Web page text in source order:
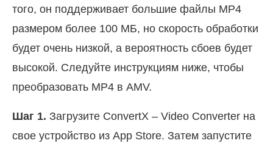
того, он поддерживает большие файлы MP4
размером более 100 МБ, но скорость обработки
будет очень низкой, а вероятность сбоев будет
высокой. Следуйте инструкциям ниже, чтобы
преобразовать MP4 в AMV.
Шаг 1. Загрузите ConvertX – Video Converter на
свое устройство из App Store. Затем запустите